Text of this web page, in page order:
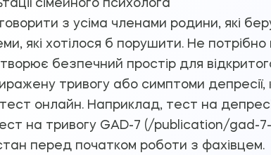
сімейного психолога
з усіма членами родини, які
які хотілося б порушити. Не
безпечний простір для
тривогу або симптоми депресії,
онлайн. Наприклад, тест на
на тривогу GAD-7 (/publication/gad-
перед початком роботи з фахівцем.